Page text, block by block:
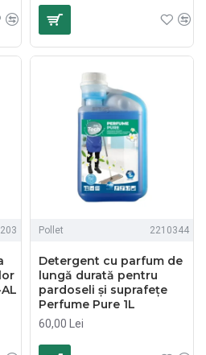
Pollet 2210344
Detergent cu parfum de
lungă durată pentru
pardoseli și suprafețe
Perfume Pure 1L
60,00 Lei